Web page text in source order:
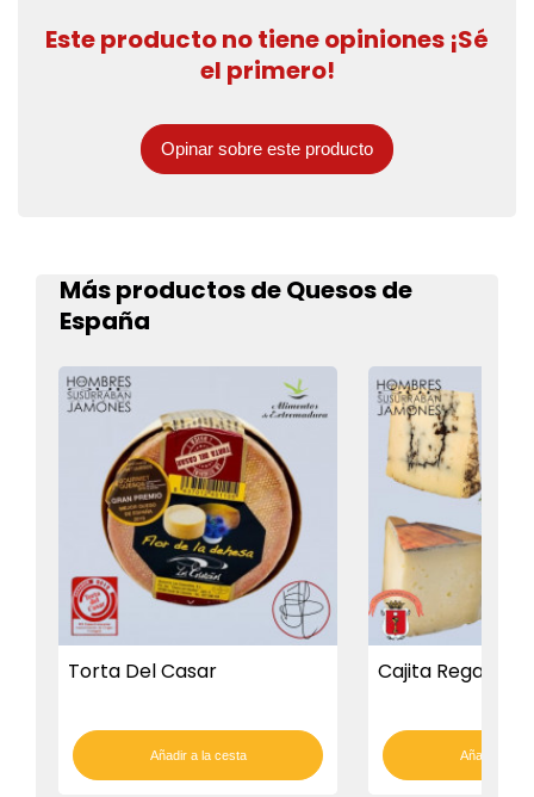
Este producto no tiene opiniones ¡Sé
el primero!
Opinar sobre este producto
Más productos de Quesos de
España
Torta Del Casar
Añadir a la cesta
Cajita Regalo
Añadir a la